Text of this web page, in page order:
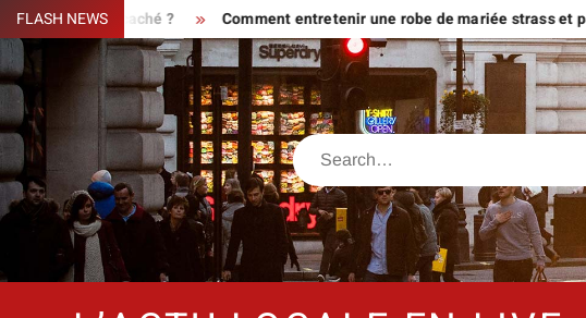
Skip
to
content
FLASH NEWS
ou piège caché ? Comment entretenir une robe de mariée strass et
Search